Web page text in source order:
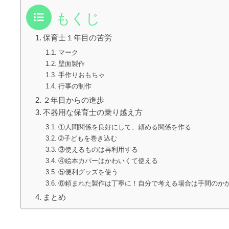
もくじ
保育士１年目の苦労
マーク
壁面製作
手作りおもちゃ
行事の制作
２年目からの進歩
不器用な保育士の乗り越え方
①人間関係を良好にして、頼める関係を作る
➁子どもを巻き込む
③使えるものは再利用する
④絵本カバーはかわいくて使える
⑤便利グッズを使う
⑥頼まれた製作は丁寧に！自分で考える場合は手間のか
まとめ